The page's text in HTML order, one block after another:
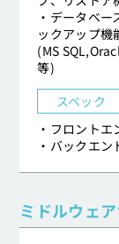
・データベ
ックアップ機
(MS
等)
スペック
・フロント
・バックエ
ミドルウェ